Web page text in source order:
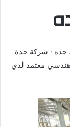
3 شهر و أسبوع. جده · شركة جدة
هندسي معتمد لدي